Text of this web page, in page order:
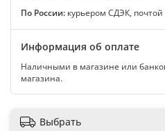
По России: курьером СДЭК, почтой
Информация об оплате
Наличными в магазине или
магазина.
Выбрать